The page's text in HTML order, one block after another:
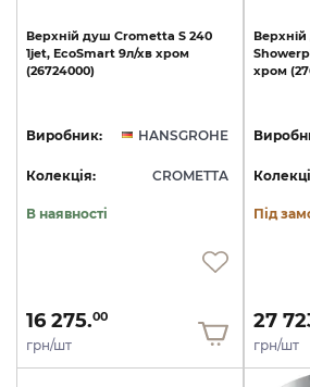
Верхній душ Crometta S 240
1jet, EcoSmart 9л/хв хром
(26724000)
Виробник: HANSGROHE
Колекція: CROMETTA
В наявності
16 275.00
грн/шт
Верхній
хром
Під
27
грн/шт